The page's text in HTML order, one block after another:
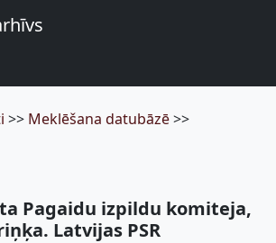
>> Meklēšana datubāzē>>
Pagaidu izpildu komiteja,
Latvijas PSR